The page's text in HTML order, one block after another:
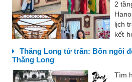
2
lịch
kết
đến
Thăng Long tứ trấn: Bốn ngôi
Thăng Long
Tìm